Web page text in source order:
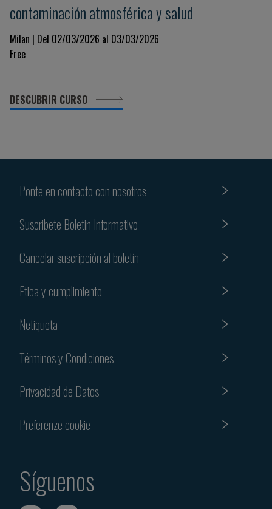
contaminación atmosférica y salud
Milan | Del 02/03/2026 al 03/03/2026
Free
DESCUBRIR CURSO
Ponte en contacto con nosotros
Suscribete Boletin Informativo
Cancelar suscripción al boletín
Etica y cumplimiento
Netiqueta
Términos y Condiciones
Privacidad de Datos
Preferenze cookie
Síguenos